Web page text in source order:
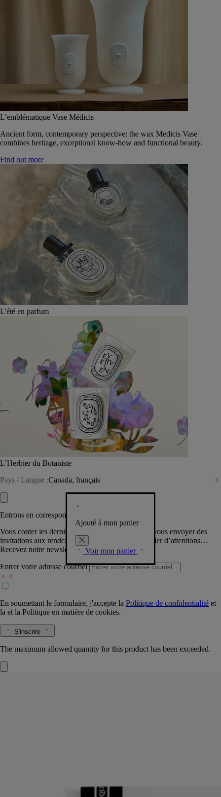
L’emblématique Vase Médicis
Ancient form, contemporary perspective: the wax Medicis Vase
combines heritage, exceptional know-how and functional beauty.
Find out more
L'été en parfum
L’Herbier du Botaniste
Pays / Langue :Canada, français
Ajouté à mon panier
Voir mon panier
Entrons en correspondance​
Vous conter les dernières créations de la Maison, vous envoyer des
invitations aux rendez-vous Diptyque, vous combler d’attentions…
Recevez notre newsletter.
Entrer votre adresse courriel
En soumettant le formulaire, j'accepte la Politique de confidentialité et
la et la Politique en matière de cookies.
S'inscrire
The maximum allowed quantity for this product has been exceeded.
Ces pages invitent à annoter de nouvelles réflexions et à coucher ses